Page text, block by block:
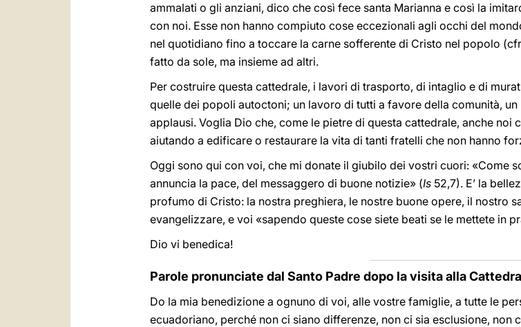
ammalati o gli anziani, dico che così fece santa Marianna e così la
con noi. Esse non hanno compiuto cose eccezionali agli occhi del
nel quotidiano fino a toccare la carne sofferente di Cristo nel popolo
fatto da sole, ma insieme ad altri.
Per costruire questa cattedrale, i lavori di trasporto, di intaglio e di
quelle dei popoli autoctoni; un lavoro di tutti a favore della comunità,
applausi. Voglia Dio che, come le pietre di questa cattedrale, anche noi
aiutando a edificare o restaurare la vita di tanti fratelli che non hanno
Oggi sono qui con voi, che mi donate il giubilo dei vostri cuori: «Come
annuncia la pace, del messaggero di buone notizie» (Is 52,7). E’ la
profumo di Cristo: la nostra preghiera, le nostre buone opere, il nostro
evangelizzare, e voi «sapendo queste cose siete beati se le mettete in
Dio vi benedica!
Parole pronunciate dal Santo Padre dopo la visita alla
Do la mia benedizione a ognuno di voi, alle vostre famiglie, a tutte le
ecuadoriano, perché non ci siano differenze, non ci sia esclusione, non